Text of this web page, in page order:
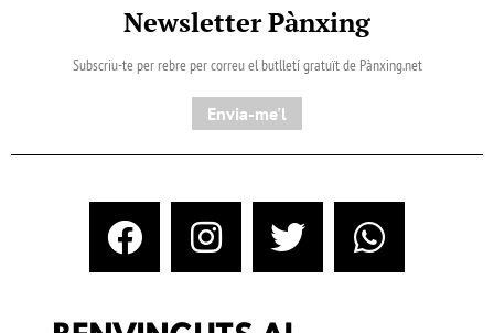
Newsletter Pànxing
Subscriu-te per rebre per correu el butlletí gratuït de Pànxing.net​
Envia-me'l